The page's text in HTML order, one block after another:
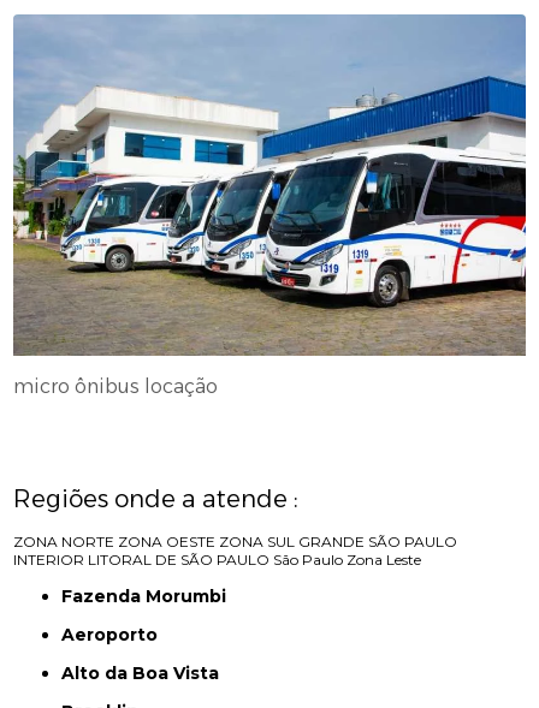
micro ônibus locação
Regiões onde a atende :
ZONA NORTE ZONA OESTE ZONA SUL GRANDE SÃO PAULO
INTERIOR LITORAL DE SÃO PAULO São Paulo Zona Leste
Fazenda Morumbi
Aeroporto
Alto da Boa Vista